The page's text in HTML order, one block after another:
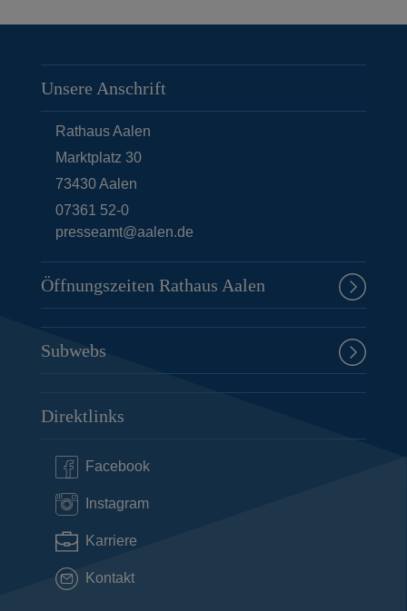
Unsere Anschrift
Rathaus Aalen
Marktplatz 30
73430Aalen
07361 52-0
presseamt@aalen.de
Öffnungszeiten Rathaus Aalen
Subwebs
Direktlinks
Facebook
Instagram
Karriere
Kontakt